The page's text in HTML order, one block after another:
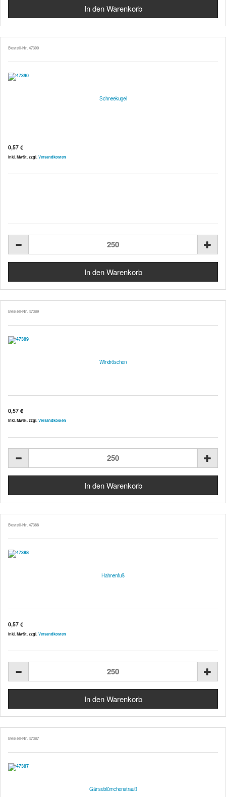
Bestell-Nr. 47390
Schneekugel
0,57 €
inkl. MwSt. zzgl. Versandkosten
Bestell-Nr. 47389
Windröschen
0,57 €
inkl. MwSt. zzgl. Versandkosten
Bestell-Nr. 47388
Hahnenfuß
0,57 €
inkl. MwSt. zzgl. Versandkosten
Bestell-Nr. 47387
Gänseblümchenstrauß